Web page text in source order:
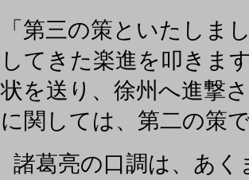
「第三の策といたしま
してきた楽進を叩きま
状を送り、徐州へ進撃
に関しては、第二の策
諸葛亮の口調は、あ